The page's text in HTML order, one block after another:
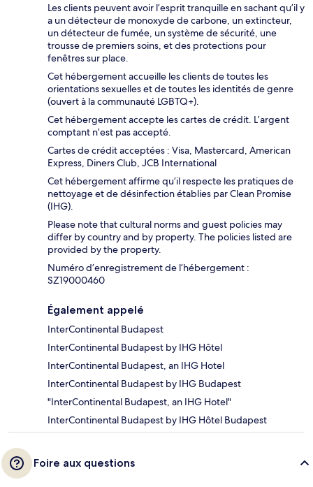
Les clients peuvent avoir l’esprit tranquille en sachant qu’il y
a un détecteur de monoxyde de carbone, un extincteur,
un détecteur de fumée, un système de sécurité, une
trousse de premiers soins, et des protections pour
fenêtres sur place.
Cet hébergement accueille les clients de toutes les
orientations sexuelles et de toutes les identités de genre
(ouvert à la communauté LGBTQ+).
Cet hébergement accepte les cartes de crédit. L’argent
comptant n’est pas accepté.
Cartes de crédit acceptées : Visa, Mastercard, American
Express, Diners Club, JCB International
Cet hébergement affirme qu’il respecte les pratiques de
nettoyage et de désinfection établies par Clean Promise
(IHG).
Please note that cultural norms and guest policies may
differ by country and by property. The policies listed are
provided by the property.
Numéro d’enregistrement de l’hébergement :
SZ19000460
Également appelé
InterContinental Budapest
InterContinental Budapest by IHG Hôtel
InterContinental Budapest, an IHG Hotel
InterContinental Budapest by IHG Budapest
"InterContinental Budapest, an IHG Hotel"
InterContinental Budapest by IHG Hôtel Budapest
Foire aux questions